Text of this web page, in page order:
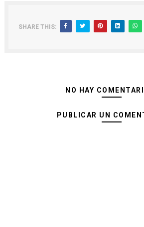
SHARE THIS:
NO HAY
PUBLICAR UN